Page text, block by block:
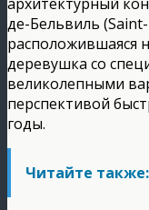
де-Бельвиль
расположившаяся
деревушка со
великолепными
перспективой
годы.
Читайте также: